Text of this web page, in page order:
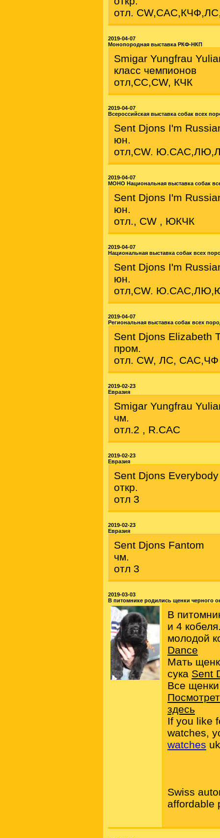
отл.
2019-04-07
Монопородная выставка РКФ-НКП
Smigar Yungfrau
класс чемпионов
отл,СС,CW, КЧК
2019-04-07
Всероссийская выставка собак всех
Sent Djons I'm
юн.
отл,CW.
2019-04-07
МОНО Национальная выставка собак
Sent Djons I'm
юн.
отл., CW , ЮКЧК
2019-04-07
Национальная выставка собак всех
Sent Djons I'm
юн.
отл,CW.
2019-04-07
Региональная выставка собак всех
Sent Djons Elizabeth
пром.
отл. CW, ЛС, САС,ЧФ
2019-02-23
Евразия
Smigar Yungfrau
чм.
отл.2 , R.CAC
2019-02-23
Евразия
Sent Djons
откр.
отл 3
2019-02-23
Евразия
Sent Djons Fantom
чм.
отл 3
2019-03-03
В питомнике родились щенки черного
В
и 4
молодой
Dance
Мать
сука Sent
Все
здесь
If you like
watches,
watches
Swiss
affordable